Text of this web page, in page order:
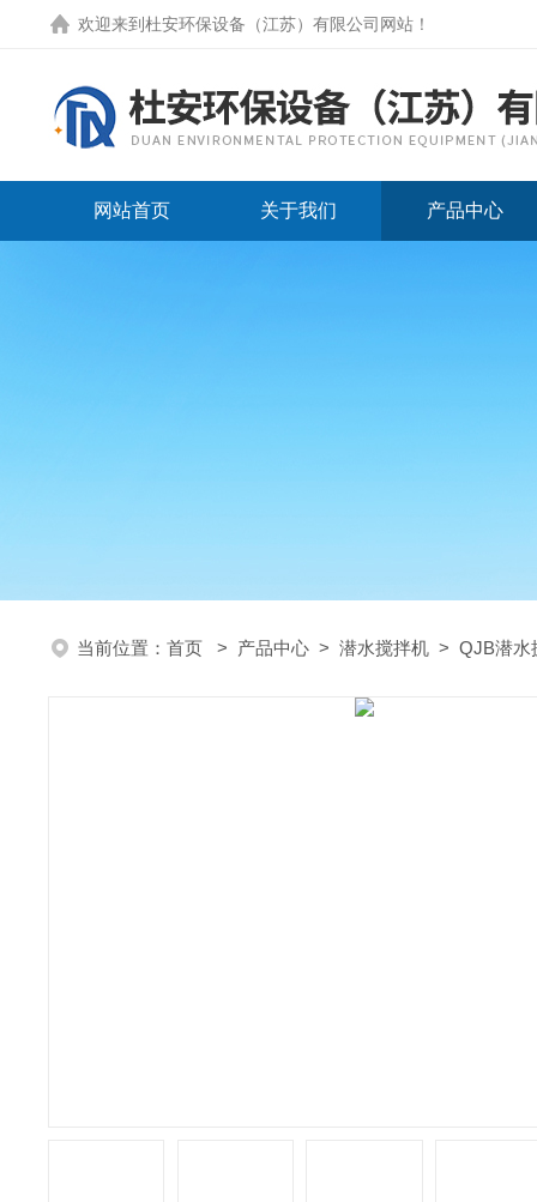
欢迎来到 杜安环保设备（江苏）有限公司网站 ！
网站首页 关于我们 产品中心
当前位置： 首页 > 产品中心 > 潜水搅拌机 > QJB潜水